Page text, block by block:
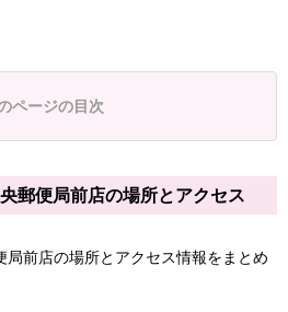
ページの目次
郵便局前店の場所とアクセス
前店の場所とアクセス情報をまとめ